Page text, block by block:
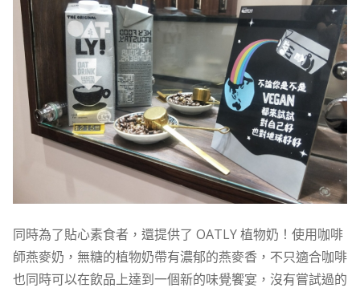
同時為了貼心素食者，還提供了 OATLY 植物奶！使用咖啡
師燕麥奶，無糖的植物奶帶有濃郁的燕麥香，不只適合咖啡
也同時可以在飲品上達到一個新的味覺饗宴，沒有嘗試過的